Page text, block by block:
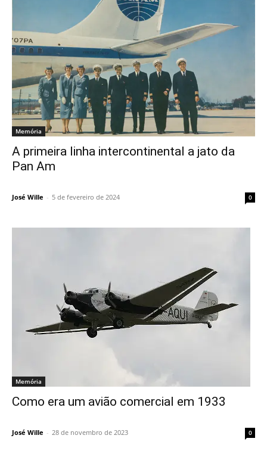
Memória
A primeira linha intercontinental a jato da
Pan Am
José Wille - 5 de fevereiro de 2024 0
Memória
Como era um avião comercial em 1933
José Wille - 28 de novembro de 2023 0